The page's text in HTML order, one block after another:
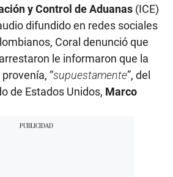
y Control de Aduanas (ICE)
difundido en redes sociales
Coral denunció que
le informaron que la
“supuestamente”, del
de Estados Unidos, Marco